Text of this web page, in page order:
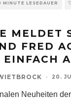
MINUTE LESEDAUER
MELDET
FRED
EINFACH
· 20.
Neuheiten